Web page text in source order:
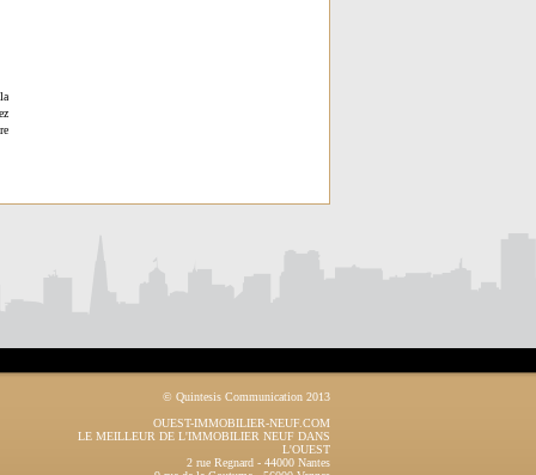
© Quintesis Communication 2013
OUEST-IMMOBILIER-NEUF.COM
LE MEILLEUR DE L'IMMOBILIER NEUF DANS
L'OUEST
2 rue Regnard - 44000 Nantes